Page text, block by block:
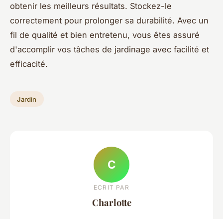
obtenir les meilleurs résultats. Stockez-le
correctement pour prolonger sa durabilité. Avec un
fil de qualité et bien entretenu, vous êtes assuré
d'accomplir vos tâches de jardinage avec facilité et
efficacité.
Jardin
C
ECRIT PAR
Charlotte